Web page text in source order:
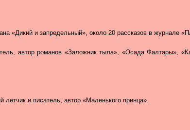
«Дикий и запредельный», около 20 рассказов в журнале
автор романов «Заложник тыла», «Осада Фалтары»,
летчик и писатель, автор «Маленького принца».